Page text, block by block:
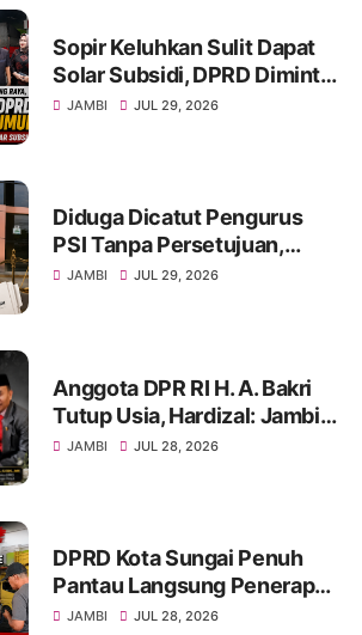
Sopir Keluhkan Sulit Dapat
Solar Subsidi, DPRD Diminta
Sidak SPBU Kumun
JAMBI JUL 29, 2026
Diduga Dicatut Pengurus
PSI Tanpa Persetujuan,
Arifman Resmi Gugat DPD
JAMBI JUL 29, 2026
Anggota DPR RI H. A. Bakri
Tutup Usia, Hardizal: Jambi
Kehilangan Salah Satu Putra
JAMBI JUL 28, 2026
DPRD Kota Sungai Penuh
Pantau Langsung Penerapan
Pencocokan STNK di SPBU
JAMBI JUL 28, 2026